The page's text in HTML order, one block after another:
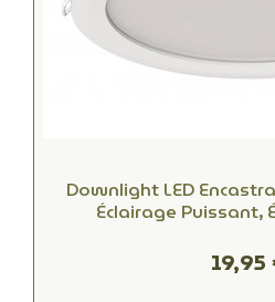
Downlight LED
Éclairage Puissant,
19,95